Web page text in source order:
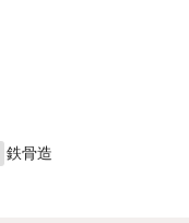
鉄骨造